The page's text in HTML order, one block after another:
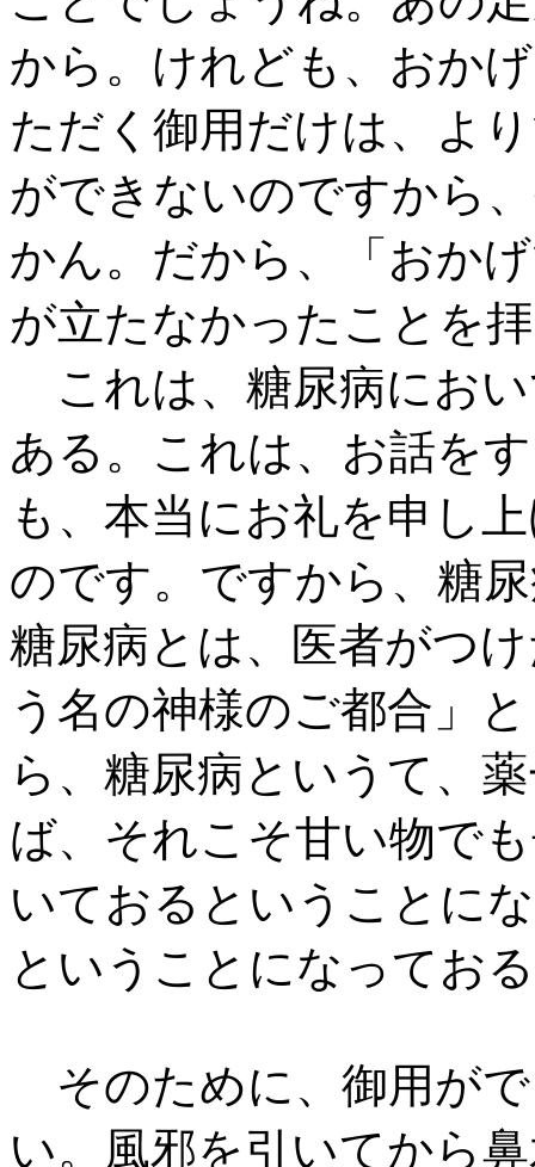
から。けれども、おか
ただく御用だけは、よ
ができないのですから
かん。だから、「おか
が立たなかったことを
これは、糖尿病にお
ある。これは、お話を
も、本当にお礼を申し
のです。ですから、糖
糖尿病とは、医者がつ
う名の神様のご都合」
ら、糖尿病というて、
ば、それこそ甘い物で
いておるということに
ということになってお
そのために、御用が
い。風邪を引いてから